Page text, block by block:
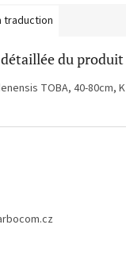
traduction
du produit
TOBA, 40-80cm, K